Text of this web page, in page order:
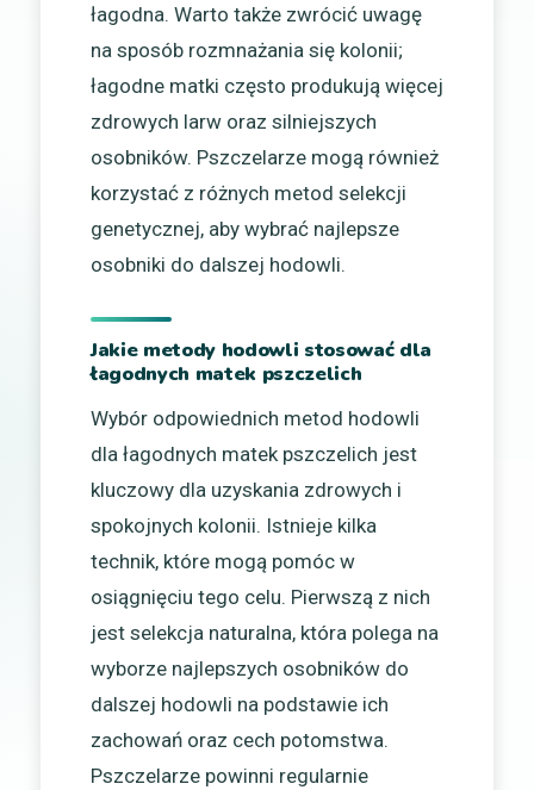
łagodna. Warto także zwrócić uwagę
na sposób rozmnażania się kolonii;
łagodne matki często produkują więcej
zdrowych larw oraz silniejszych
osobników. Pszczelarze mogą również
korzystać z różnych metod selekcji
genetycznej, aby wybrać najlepsze
osobniki do dalszej hodowli.
Jakie metody hodowli stosować dla
łagodnych matek pszczelich
Wybór odpowiednich metod hodowli
dla łagodnych matek pszczelich jest
kluczowy dla uzyskania zdrowych i
spokojnych kolonii. Istnieje kilka
technik, które mogą pomóc w
osiągnięciu tego celu. Pierwszą z nich
jest selekcja naturalna, która polega na
wyborze najlepszych osobników do
dalszej hodowli na podstawie ich
zachowań oraz cech potomstwa.
Pszczelarze powinni regularnie